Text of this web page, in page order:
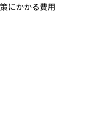
にかかる費用